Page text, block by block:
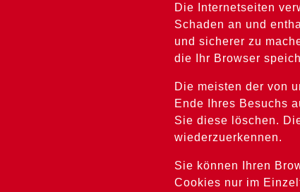
Die Internetseiten
Schaden an und
und sicherer zu
die Ihr Browser
Die meisten der von
Ende Ihres Besuchs
Sie diese löschen.
wiederzuerkennen.
Sie können Ihren
Cookies nur im